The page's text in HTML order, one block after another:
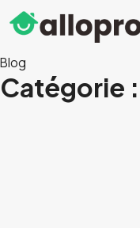
Blog
Catégorie :